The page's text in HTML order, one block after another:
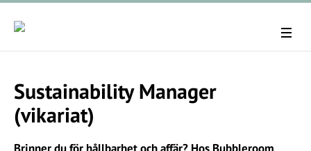
Sustainability Manager
(vikariat)